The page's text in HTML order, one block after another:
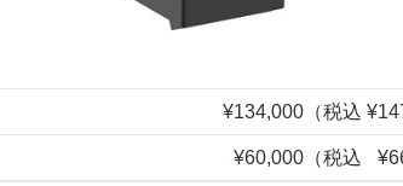
¥134,000 （税込
¥60,000 （税込